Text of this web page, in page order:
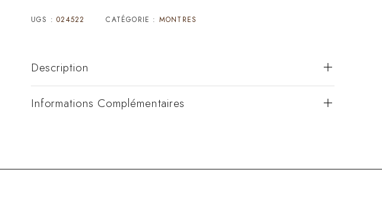
UGS :024522 CATÉGORIE : MONTRES
Description
Informations Complémentaires